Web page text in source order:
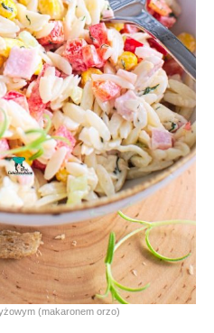
(makaronem orzo)